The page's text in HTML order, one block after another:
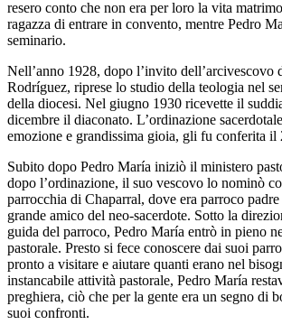
resero conto che non era per loro la vita
ragazza di entrare in convento, mentre Pedro
seminario.
Nell’anno 1928, dopo l’invito dell’arcivescovo
Rodríguez, riprese lo studio della teologia nel
della diocesi. Nel giugno 1930 ricevette il
dicembre il diaconato. L’ordinazione
emozione e grandissima gioia, gli fu conferita il
Subito dopo Pedro María iniziò il ministero
dopo l’ordinazione, il suo vescovo lo nominò
parrocchia di Chaparral, dove era parroco
grande amico del neo-sacerdote. Sotto la
guida del parroco, Pedro María entrò in pieno
pastorale. Presto si fece conoscere dai suoi
pronto a visitare e aiutare quanti erano nel
instancabile attività pastorale, Pedro María
preghiera, ciò che per la gente era un segno di
suoi confronti.